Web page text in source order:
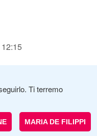
Ti terremo
MARIA DE FILIPPI